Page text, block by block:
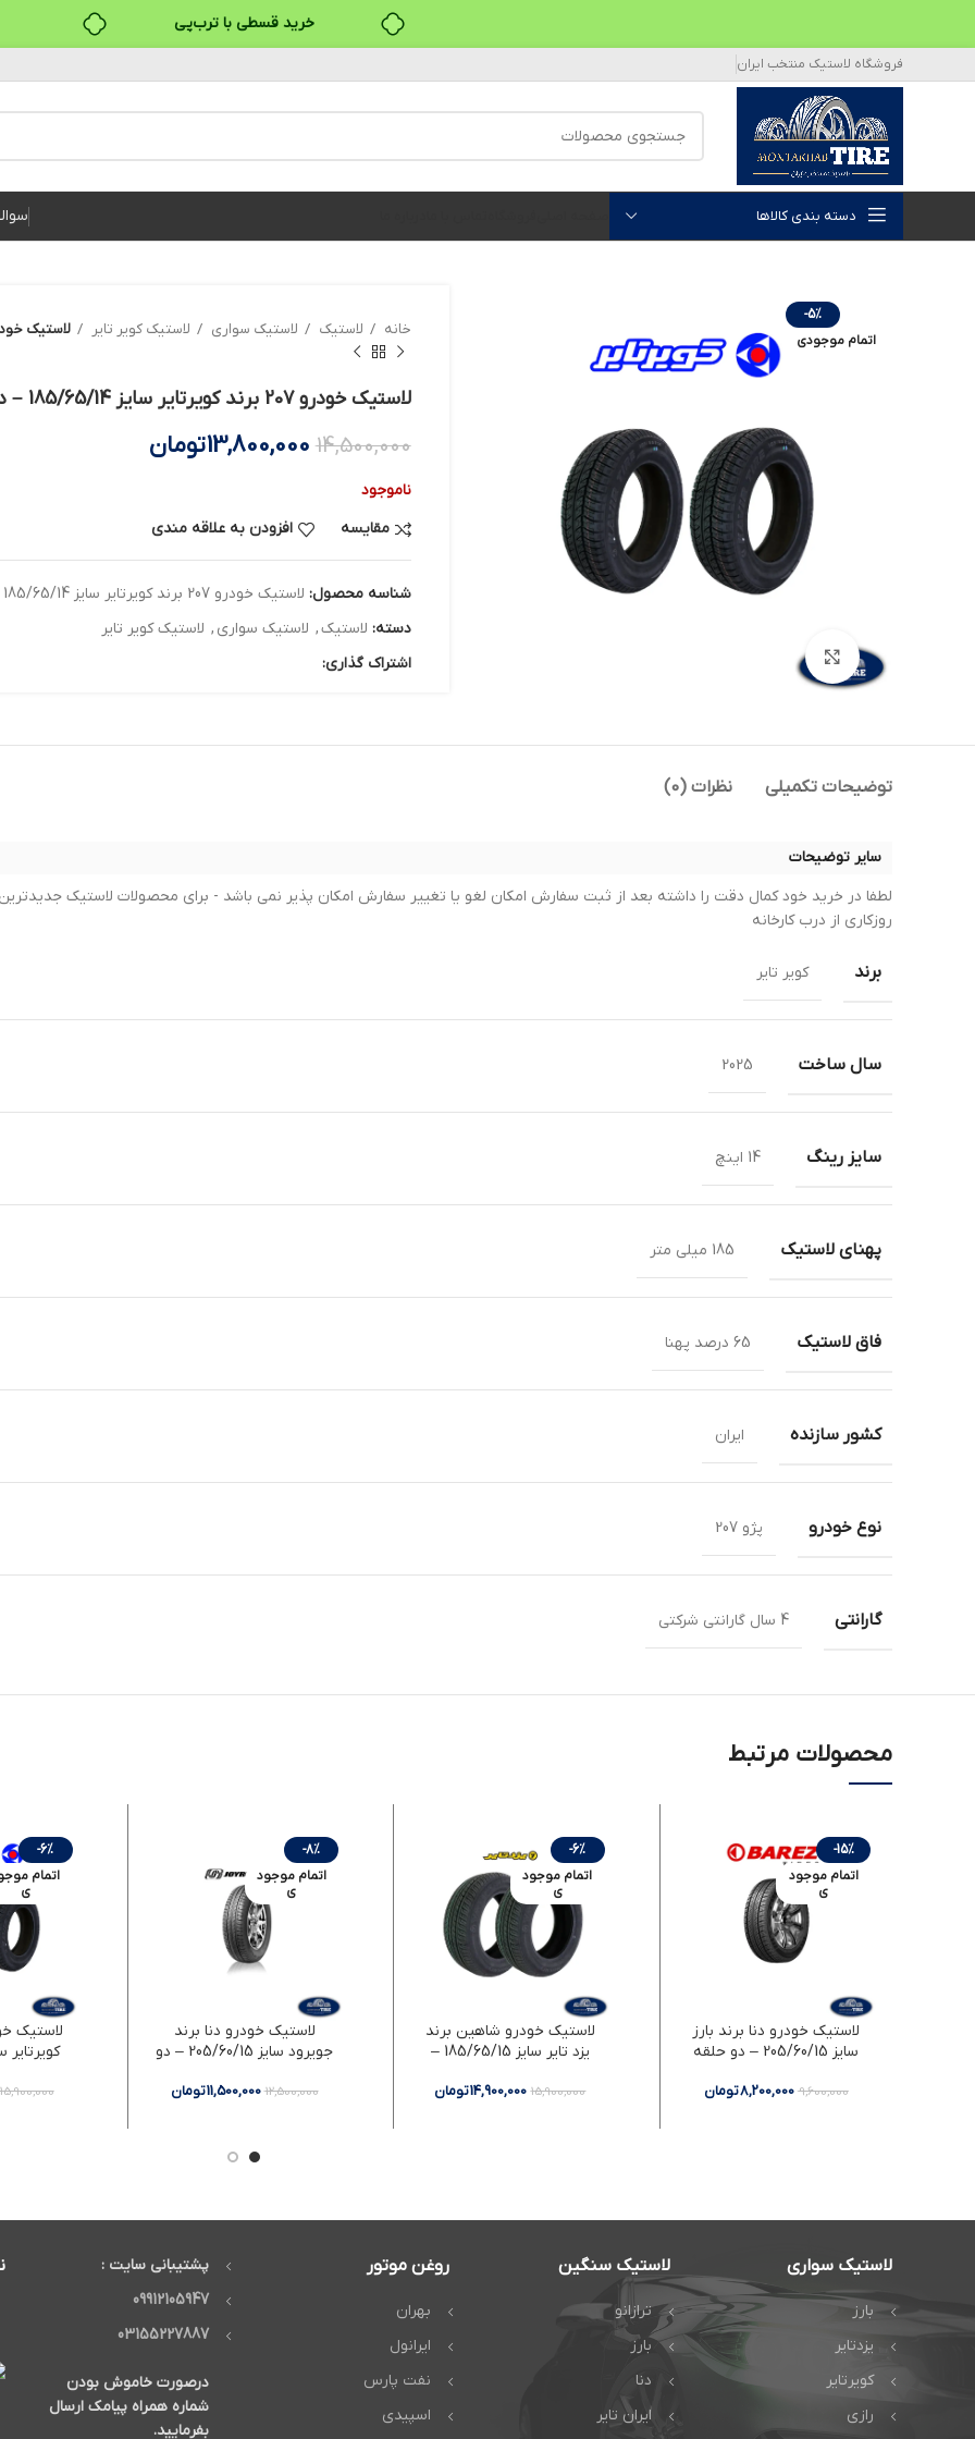
خرید قسطی با ترب‌پی
بدون ضامن، بدون سود
خرید قسطی با ترب‌پی
فروشگاه لاستیک منتخب ایران
دسته بندی کالاها
-5%
اتمام موجودی
بزرگنمایی تصویر
خانه لاستیک لاستیک سواری لاستیک کویر تایر لاستیک خودرو 207 برند کویرتایر سایز 185/
لاستیک خودرو 207 برند کویرتایر سایز 185/65/14 – دو حلقه
14,500,000
13,800,000تومان
ناموجود
مقایسه
افزودن به علاقه مندی
شناسه محصول: لاستیک خودرو 207 برند کویرتایر سایز 185/65/14 - دو حلقه
دسته: لاستیک, لاستیک سواری , لاستیک کویر تایر
اشتراک گذاری:
توضیحات تکمیلی نظرات (0)
سایر توضیحات
روزکاری از درب کارخانه
برند کویر تایر
سال ساخت 2025
سایز رینگ 14 اینچ
پهنای لاستیک 185 میلی متر
فاق لاستیک 65 درصد پهنا
کشور سازنده ایران
نوع خودرو پژو 207
گارانتی 4 سال گارانتی شرکتی
محصولات مرتبط
-15%
اتمام موجود
ی
لاستیک خودرو دنا برند بارز
سایز 205/60/15 – دو حلقه
9,600,000
8,200,000تومان
-6%
اتمام موجود
ی
لاستیک خودرو شاهین برند
یزد تایر سایز 185/65/15 –
15,900,000
14,900,000تومان
-8%
اتمام موجود
ی
لاستیک خودرو دنا برند
جویرود سایز 205/60/15 – دو
12,500,000
11,500,000تومان
-6%
اتمام
ی
لاستیک
15,900,000
لاستیک سواری
بارز
یزدتایر
کویرتایر
رازی
لاستیک سنگین
ترازانو
بارز
دنا
ایران تایر
روغن موتور
بهران
ایرانول
نفت پارس
اسپیدی
پشتیبانی سایت :
09912105947
03155227887
درصورت خاموش بودن
شماره همراه پیامک ارسال
بفرمایید.